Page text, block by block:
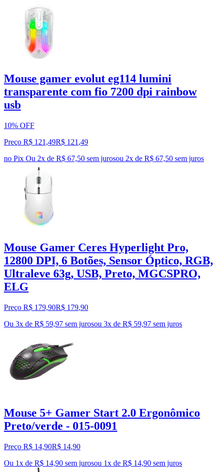
Mouse gamer evolut eg114 lumini
transparente com fio 7200 dpi rainbow
usb
10% OFF
Preço R$ 121,49R$ 121 ,49
no Pix Ou 2x de R$ 67,50 sem jurosou 2x de R$ 67,50 sem juros
Mouse Gamer Ceres Hyperlight Pro,
12800 DPI, 6 Botões, Sensor Óptico, RGB,
Ultraleve 63g, USB, Preto, MGCSPRO,
ELG
Preço R$ 179,90R$ 179,90
Ou 3x de R$ 59,97 sem jurosou 3x de R$ 59,97 sem juros
Mouse 5+ Gamer Start 2.0 Ergonômico
Preto/verde - 015-0091
Preço R$ 14,90R$ 14,90
Ou 1x de R$ 14,90 sem jurosou 1x de R$ 14,90 sem juros